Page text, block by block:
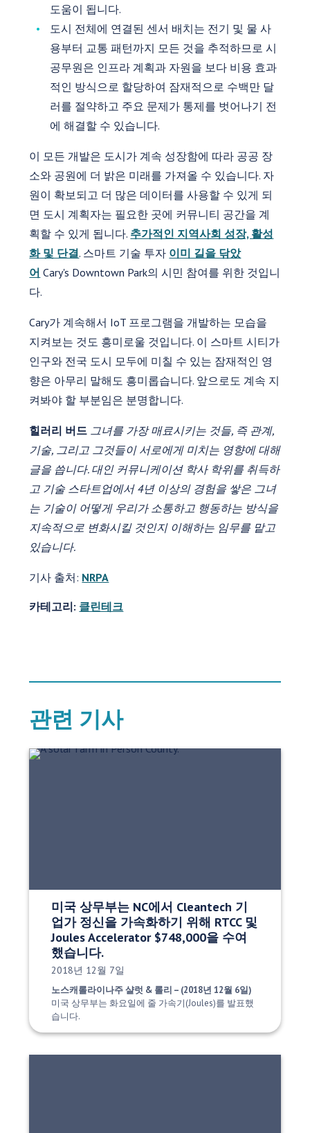
도움이 됩니다.
도시 전체에 연결된 센서 배치는 전기 및 물 사
용부터 교통 패턴까지 모든 것을 추적하므로 시
공무원은 인프라 계획과 자원을 보다 비용 효과
적인 방식으로 할당하여 잠재적으로 수백만 달
러를 절약하고 주요 문제가 통제를 벗어나기 전
에 해결할 수 있습니다.
이 모든 개발은 도시가 계속 성장함에 따라 공공 장
소와 공원에 더 밝은 미래를 가져올 수 있습니다. 자
원이 확보되고 더 많은 데이터를 사용할 수 있게 되
면 도시 계획자는 필요한 곳에 커뮤니티 공간을 계
획할 수 있게 됩니다. 추가적인 지역사회 성장, 활성
화 및 단결. 스마트 기술 투자 이미 길을 닦았
어 Cary's Downtown Park의 시민 참여를 위한 것입니
다.
Cary가 계속해서 IoT 프로그램을 개발하는 모습을
지켜보는 것도 흥미로울 것입니다. 이 스마트 시티가
인구와 전국 도시 모두에 미칠 수 있는 잠재적인 영
향은 아무리 말해도 흥미롭습니다. 앞으로도 계속 지
켜봐야 할 부분임은 분명합니다.
힐러리 버드 그녀를 가장 매료시키는 것들, 즉 관계,
기술, 그리고 그것들이 서로에게 미치는 영향에 대해
글을 씁니다. 대인 커뮤니케이션 학사 학위를 취득하
고 기술 스타트업에서 4년 이상의 경험을 쌓은 그녀
는 기술이 어떻게 우리가 소통하고 행동하는 방식을
지속적으로 변화시킬 것인지 이해하는 임무를 맡고
있습니다.
기사 출처: NRPA
카테고리: 클린테크
관련 기사
미국 상무부는 NC에서 Cleantech 기
업가 정신을 가속화하기 위해 RTCC 및
Joules Accelerator $748,000을 수여
했습니다.
게시 날짜:
2018년 12월 7일
노스캐롤라이나주 샬럿 & 롤리 – (2018년 12월 6일)
미국 상무부는 화요일에 줄 가속기(Joules)를 발표했
습니다.